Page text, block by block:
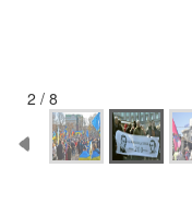
2 / 8